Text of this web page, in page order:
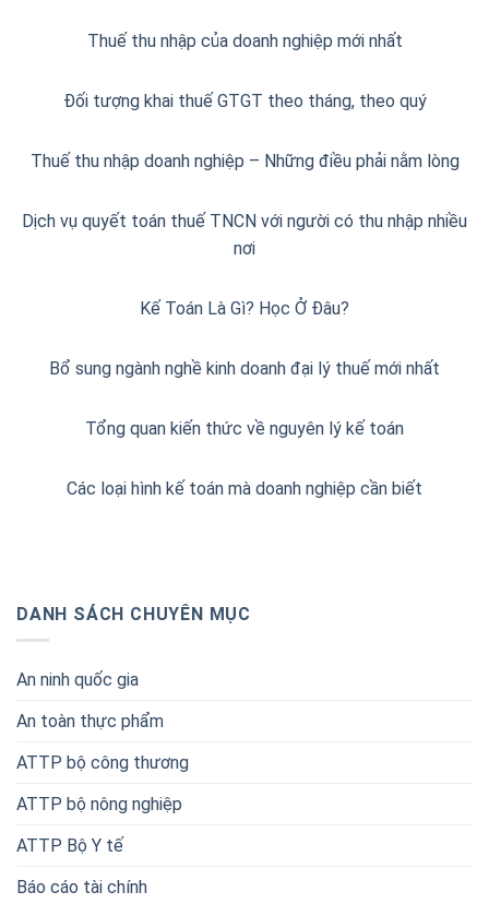
Thuế thu nhập của doanh nghiệp mới nhất
Đối tượng khai thuế GTGT theo tháng, theo quý
Thuế thu nhập doanh nghiệp – Những điều phải nằm lòng
Dịch vụ quyết toán thuế TNCN với người có thu nhập nhiều
nơi
Kế Toán Là Gì? Học Ở Đâu?
Bổ sung ngành nghề kinh doanh đại lý thuế mới nhất
Tổng quan kiến thức về nguyên lý kế toán
Các loại hình kế toán mà doanh nghiệp cần biết
DANH SÁCH CHUYÊN MỤC
An ninh quốc gia
An toàn thực phẩm
ATTP bộ công thương
ATTP bộ nông nghiệp
ATTP Bộ Y tế
Báo cáo tài chính